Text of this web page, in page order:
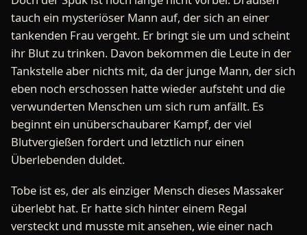
tauch ein mysteriöser Mann auf, der sich an einer
tankenden Frau vergeht. Er bringt sie um und scheint
ihr Blut zu trinken. Davon bekommen die Leute in der
Tankstelle aber nichts mit, da der junge Mann, der sich
eben noch erschossen hatte wieder aufsteht und die
verwunderten Menschen um sich rum anfällt. Es
beginnt ein unüberschaubarer Kampf, der viel
Blutvergießen fordert und letztlich nur einen
Überlebenden duldet.
Tobe ist es, der als einziger Mensch dieses Massaker
überlebt hat. Er hatte sich hinter einem Regal
versteckt und musste mit ansehen, wie einer nach